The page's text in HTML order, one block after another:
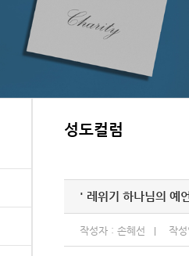
성도컬럼
' 레위기 하나님의 예
작성자 : 손혜선 작